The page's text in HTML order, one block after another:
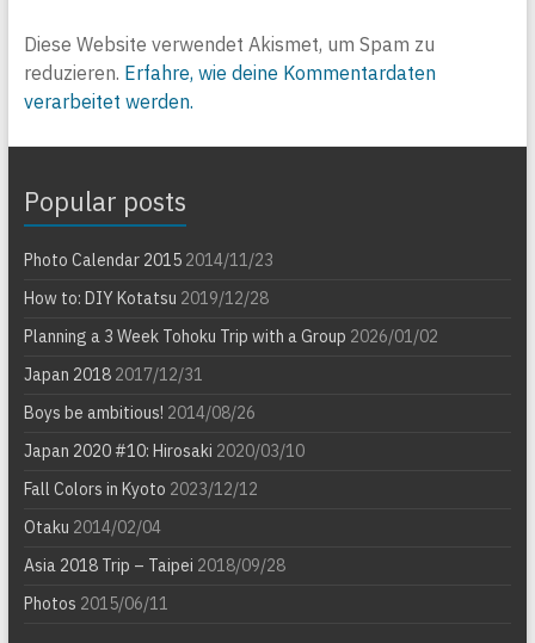
Diese Website verwendet Akismet, um Spam zu
reduzieren. Erfahre, wie deine Kommentardaten
verarbeitet werden.
Popular posts
Photo Calendar 20152014/11/23
How to: DIY Kotatsu 2019/12/28
Planning a 3 Week Tohoku Trip with a Group 2026/01/02
Japan 20182017/12/31
Boys be ambitious! 2014/08/26
Japan 2020 #10: Hirosaki 2020/03/10
Fall Colors in Kyoto 2023/12/12
Otaku 2014/02/04
Asia 2018 Trip – Taipei 2018/09/28
Photos 2015/06/11